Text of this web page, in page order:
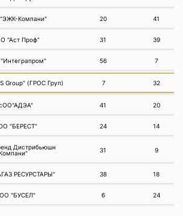
Компани" 20 41
"Аст Проф" 31 39
56 7
Group" (ГРОС Груп) 7 32
41 20
"БЕРЕСТ" 24 14
Дистрибьюшн
31 9
РЕСУРСТАРЫ" 38 18
"БУСЕЛ" 6 24